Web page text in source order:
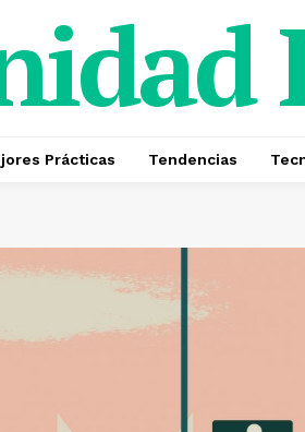
Prácticas Tendencias